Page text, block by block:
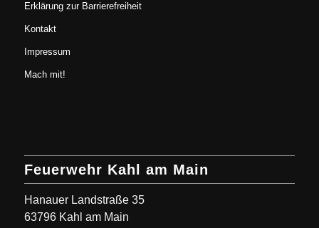
Erklärung zur Barrierefreiheit
Kontakt
Impressum
Mach mit!
Feuerwehr Kahl am Main
Hanauer Landstraße 35
63796 Kahl am Main